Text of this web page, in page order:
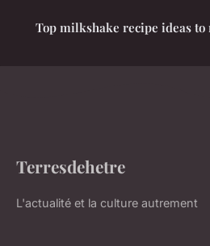
Top milkshake recipe ideas to
Terresdehetre
L'actualité et la culture autrement